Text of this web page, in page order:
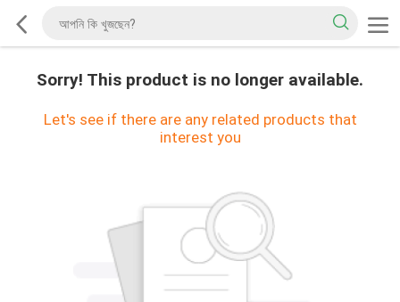
Sorry! This product is no longer available.
Let's see if there are any related products that
interest you